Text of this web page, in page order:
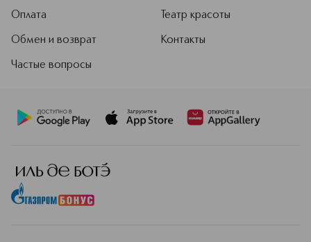
Оплата
Обмен и возврат
Частые вопросы
Театр красоты
Контакты